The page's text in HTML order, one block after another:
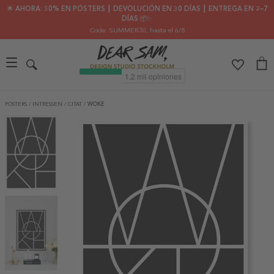
🌟 AHORA: 30% EN PÓSTERS ┃ DEVOLUCIÓN EN 30 DÍAS ┃ ENTREGA EN 2–7
DÍAS 📦✨
Code: SUMMER30, hasta el 6/8
PÓSTERS / INTRESSEN / CITAT / WOKE